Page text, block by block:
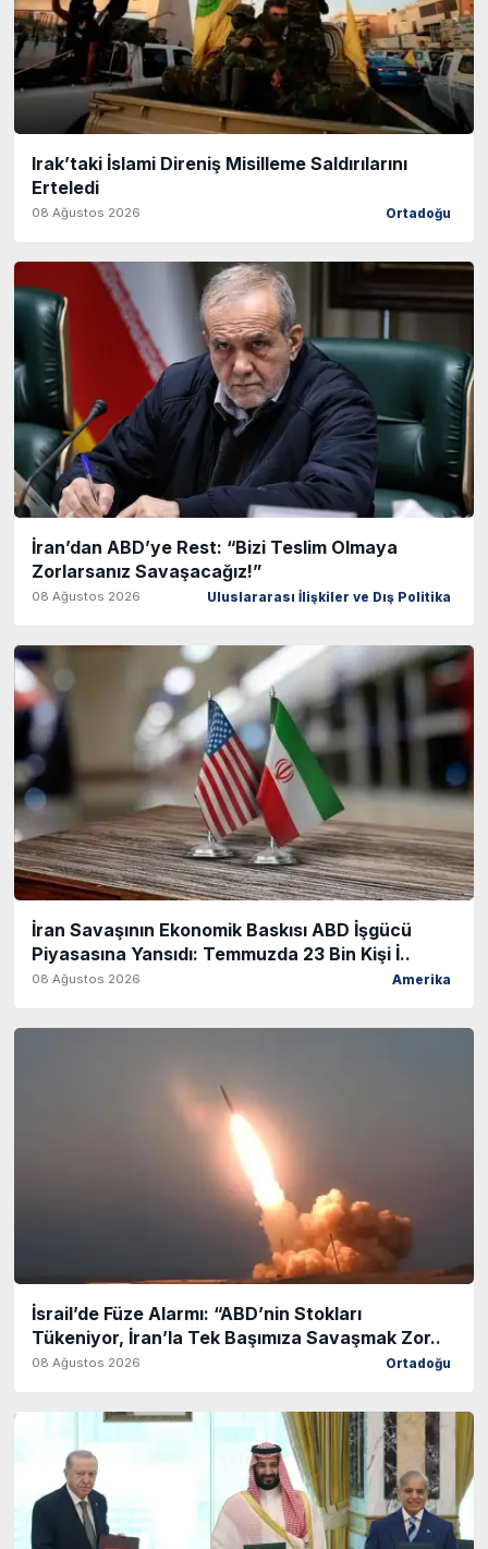
Irak’taki İslami Direniş Misilleme Saldırılarını
Erteledi
08 Ağustos 2026 Ortadoğu
İran’dan ABD’ye Rest: “Bizi Teslim Olmaya
Zorlarsanız Savaşacağız!”
08 Ağustos 2026 Uluslararası İlişkiler ve Dış Politika
İran Savaşının Ekonomik Baskısı ABD İşgücü
Piyasasına Yansıdı: Temmuzda 23 Bin Kişi İ..
08 Ağustos 2026 Amerika
İsrail’de Füze Alarmı: “ABD’nin Stokları
Tükeniyor, İran’la Tek Başımıza Savaşmak Zor..
08 Ağustos 2026 Ortadoğu